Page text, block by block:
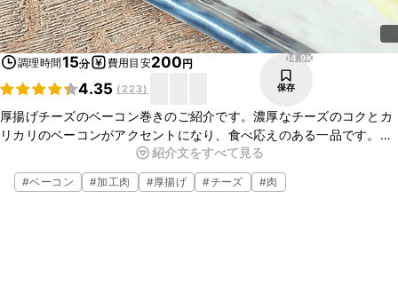
調理時間15分 費用目安200円
4.35 (223)
14.9K
保存
厚揚げチーズのベーコン巻きのご紹介です。濃厚なチーズのコクとカ
リカリのベーコンがアクセントになり、食べ応えのある一品です。つ
いつい箸が止まらなくなること間違いなしですよ。ぜひお試しくださ
いね。
紹介文をすべて見る
#ベーコン #加工肉 #厚揚げ #チーズ #肉